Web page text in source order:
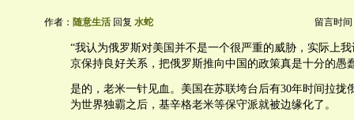
作者： 随意生活 回复 水蛇 留言时间
“我认为俄罗斯对美国并不是一个很严重的威胁，实际上
京保持良好关系，把俄罗斯推向中国的政策真是十分的愚
是的，老米一针见血。美国在苏联垮台后有30年时间拉拢
为世界独霸之后，基辛格老米等保守派就被边缘化了。